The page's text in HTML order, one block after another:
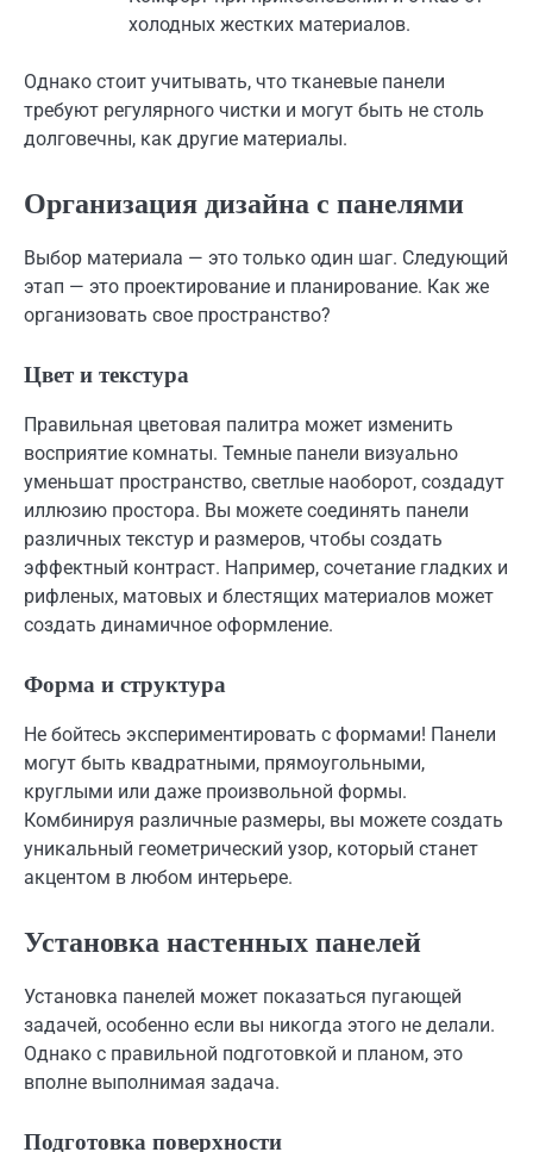
холодных жестких материалов.
Однако стоит учитывать, что тканевые панели
требуют регулярного чистки и могут быть не столь
долговечны, как другие материалы.
Организация дизайна с панелями
Выбор материала — это только один шаг. Следующий
этап — это проектирование и планирование. Как же
организовать свое пространство?
Цвет и текстура
Правильная цветовая палитра может изменить
восприятие комнаты. Темные панели визуально
уменьшат пространство, светлые наоборот, создадут
иллюзию простора. Вы можете соединять панели
различных текстур и размеров, чтобы создать
эффектный контраст. Например, сочетание гладких и
рифленых, матовых и блестящих материалов может
создать динамичное оформление.
Форма и структура
Не бойтесь экспериментировать с формами! Панели
могут быть квадратными, прямоугольными,
круглыми или даже произвольной формы.
Комбинируя различные размеры, вы можете создать
уникальный геометрический узор, который станет
акцентом в любом интерьере.
Установка настенных панелей
Установка панелей может показаться пугающей
задачей, особенно если вы никогда этого не делали.
Однако с правильной подготовкой и планом, это
вполне выполнимая задача.
Подготовка поверхности